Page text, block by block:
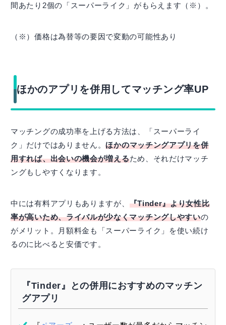
間あたり2個の「スーパーライク」がもらえます（※）。
（※）価格は為替等の要因で変動の可能性あり
ほかのアプリを併用してマッチング率UP
マッチングの成功率を上げる方法は、「スーパーライ
ク」だけではありません。ほかのマッチングアプリを併
用すれば、出会いの機会が増えるため、それだけマッチ
ングもしやすくなります。
中には有料アプリもありますが、 『Tinder』より女性比
率が高いため、ライバルが少なくマッチングしやすいの
がメリット。月額料金も「スーパーライク」を使い続け
るのに比べると安価です。
『Tinder』との併用におすすめのマッチン
グアプリ